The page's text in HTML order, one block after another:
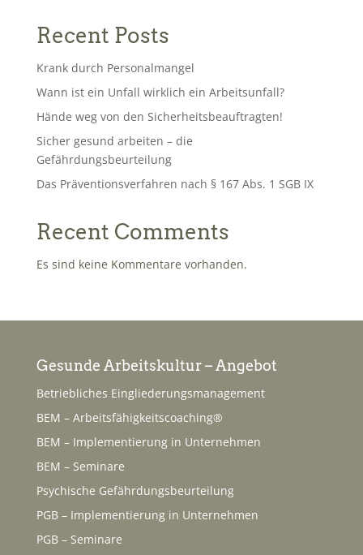
Recent Posts
Krank durch Personalmangel
Wann ist ein Unfall wirklich ein Arbeitsunfall?
Hände weg von den Sicherheitsbeauftragten!
Sicher gesund arbeiten – die
Gefährdungsbeurteilung
Das Präventionsverfahren nach § 167 Abs. 1 SGB IX
Recent Comments
Es sind keine Kommentare vorhanden.
Gesunde Arbeitskultur – Angebot
Betriebliches Eingliederungsmanagement
BEM – Arbeitsfähigkeitscoaching®
BEM – Implementierung in Unternehmen
BEM – Seminare
Psychische Gefährdungsbeurteilung
PGB – Implementierung in Unternehmen
PGB – Seminare